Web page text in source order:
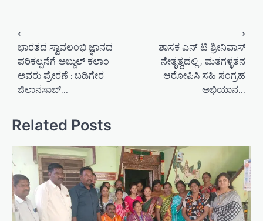
a
i
g
a
t
⟵
ಭಾರತದ ಸ್ವಾವಲಂಭಿ ಜ್ಞಾನದ
ಪರಿಕಲ್ಪನೆಗೆ ಅಬ್ದುಲ್ ಕಲಾಂ
ಅವರು ಪ್ರೇರಣೆ : ಬಡಿಗೇರ
ಜಿಲಾನಸಾಬ್…
ಶಾಸಕ ಎನ್ ಟಿ ಶ್ರೀನಿವಾಸ್
ನೇತೃತ್ವದಲ್ಲಿ , ಮತಗಳ್ಳತನ
ಆರೋಪಿಸಿ ಸಹಿ ಸಂಗ್ರಹ
ಅಭಿಯಾನ…
⟶
Related Posts